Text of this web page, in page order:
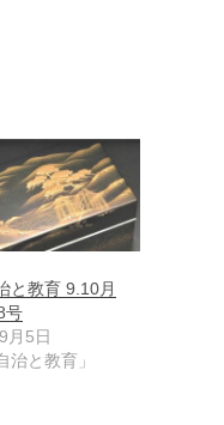
と教育 9.10月
月5日
治と教育」